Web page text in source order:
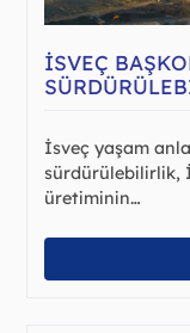
İSVEÇ
İsveç yaşam
sürdürülebilirlik,
üretiminin…